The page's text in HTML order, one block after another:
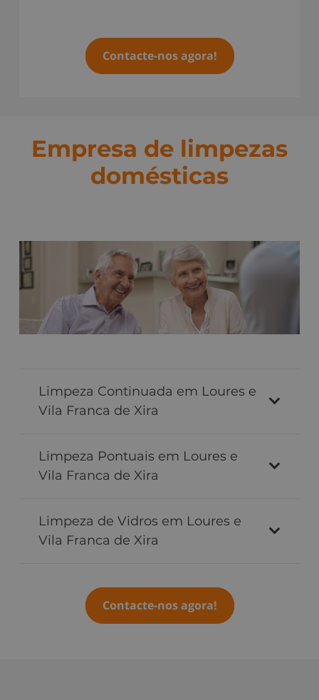
Contacte-nos agora!
Empresa de limpezas
domésticas
Limpeza Continuada em Loures e
Vila Franca de Xira
Limpeza Pontuais em Loures e
Vila Franca de Xira
Limpeza de Vidros em Loures e
Vila Franca de Xira
Contacte-nos agora!